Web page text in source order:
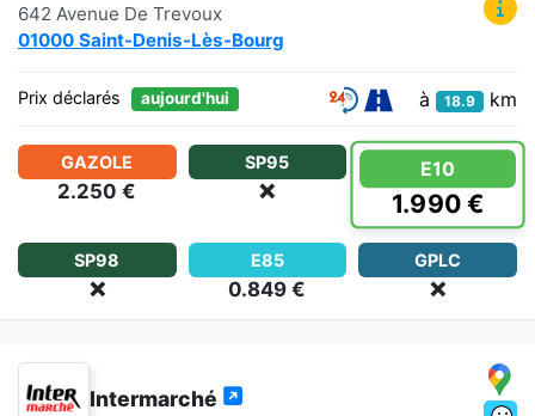
642 Avenue De Trevoux
01000 Saint-Denis-Lès-Bourg
Prix déclarés aujourd'hui à 18.9 km
GAZOLE
2.250 €
SP95
❌
E10
1.990 €
SP98
❌
E85
0.849 €
GPLC
❌
Intermarché